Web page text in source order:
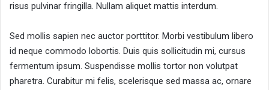
risus pulvinar fringilla. Nullam aliquet mattis interdum.
Sed mollis sapien nec auctor porttitor. Morbi vestibulum libero
id neque commodo lobortis. Duis quis sollicitudin mi, cursus
fermentum ipsum. Suspendisse mollis tortor non volutpat
pharetra. Curabitur mi felis, scelerisque sed massa ac, ornare